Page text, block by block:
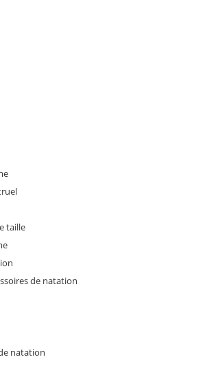
taille
de natation
natation